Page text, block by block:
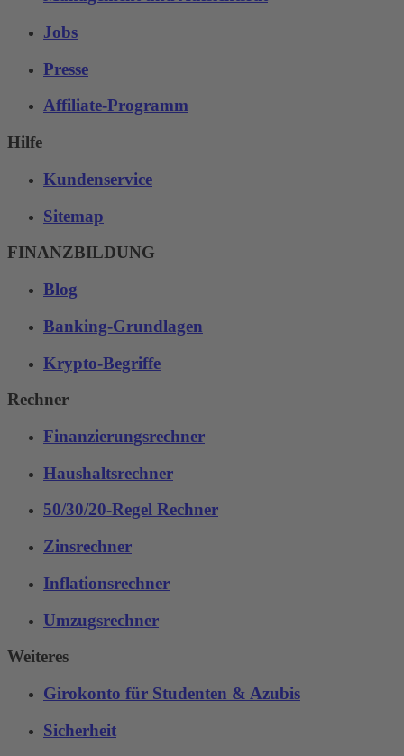
Jobs
Presse
Affiliate-Programm
Hilfe
Kundenservice
Sitemap
FINANZBILDUNG
Blog
Banking-Grundlagen
Krypto-Begriffe
Rechner
Finanzierungsrechner
Haushaltsrechner
50/30/20-Regel Rechner
Zinsrechner
Inflationsrechner
Umzugsrechner
Weiteres
Girokonto für Studenten & Azubis
Sicherheit